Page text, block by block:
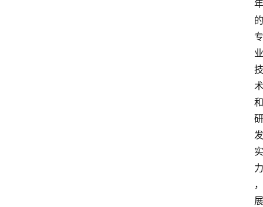
年
的
专
业
技
术
和
研
发
实
力
，
展